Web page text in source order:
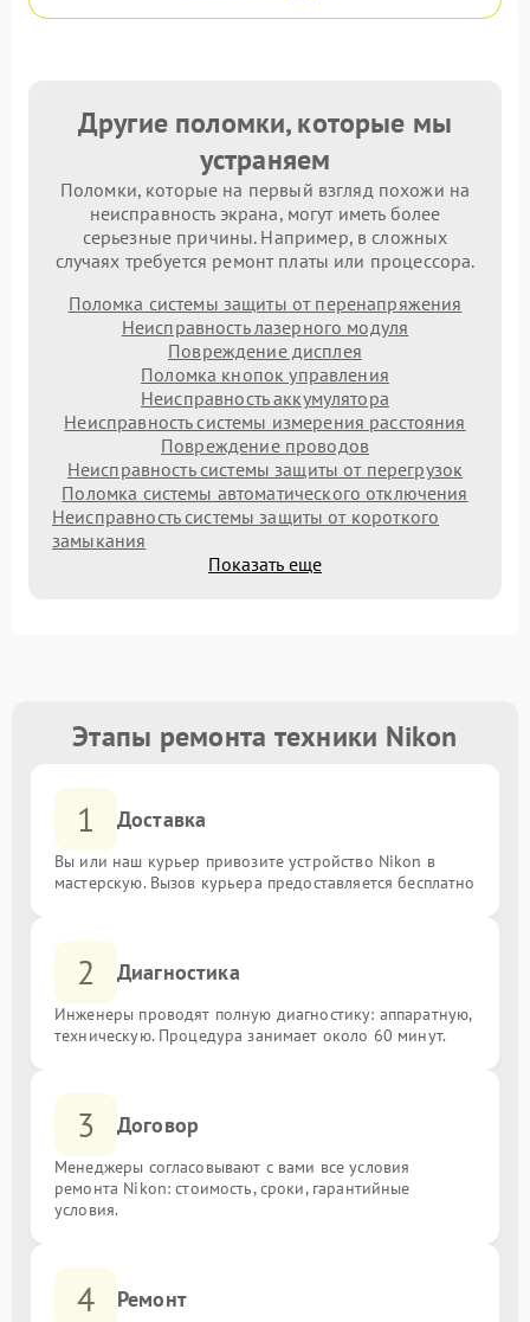
Другие поломки, которые мы
устраняем
Поломки, которые на первый взгляд похожи на
неисправность экрана, могут иметь более
серьезные причины. Например, в сложных
случаях требуется ремонт платы или процессора.
Поломка системы защиты от перенапряжения
Неисправность лазерного модуля
Повреждение дисплея
Поломка кнопок управления
Неисправность аккумулятора
Неисправность системы измерения расстояния
Повреждение проводов
Неисправность системы защиты от перегрузок
Поломка системы автоматического отключения
Неисправность системы защиты от короткого
замыкания
Показать еще
Этапы ремонта техники Nikon
1 Доставка
Вы или наш курьер привозите устройство Nikon в
мастерскую. Вызов курьера предоставляется бесплатно
2 Диагностика
Инженеры проводят полную диагностику: аппаратную,
техническую. Процедура занимает около 60 минут.
3 Договор
Менеджеры согласовывают с вами все условия
ремонта Nikon: стоимость, сроки, гарантийные
условия.
4 Ремонт